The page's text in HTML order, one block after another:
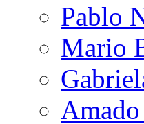
Pablo
Mario